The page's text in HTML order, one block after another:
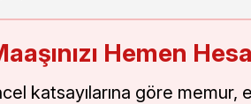
Hemen
katsayılarına göre